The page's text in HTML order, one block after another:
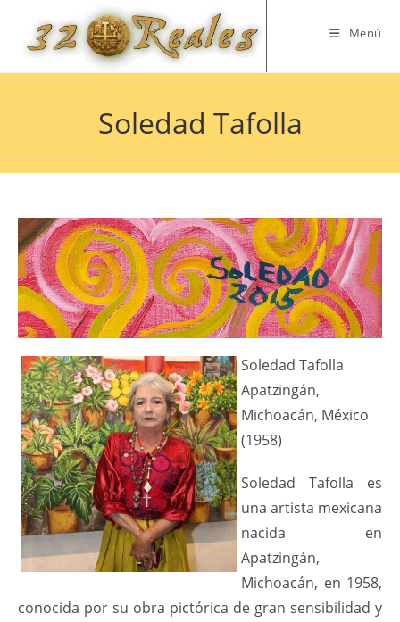
contenido
Menú
Soledad Tafolla
Soledad Tafolla
Apatzingán,
Michoacán, México
(1958)
Soledad Tafolla es
una artista mexicana
nacida en
Apatzingán,
Michoacán, en 1958,
conocida por su obra pictórica de gran sensibilidad y